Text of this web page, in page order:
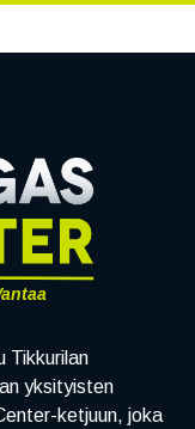
Tikkurilan
yksityisten
ketjuun, joka